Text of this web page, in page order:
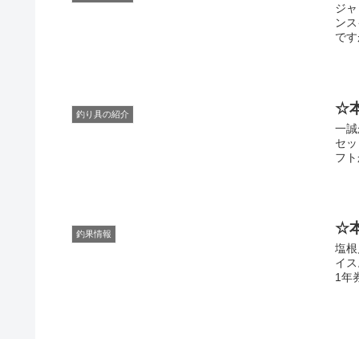
ジ
ン
で
釣り具の紹介 ☆
一
セ
フ
釣果情報 ☆
塩
イ
1年